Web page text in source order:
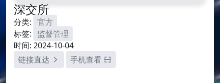
深交所
分类: 官方
标签:
监督管理
时间: 2024-10-04
链接直达
手机查看